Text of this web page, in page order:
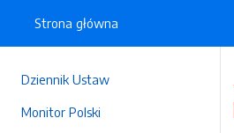
Dziennik Ustaw
Monitor Polski
Strona główna